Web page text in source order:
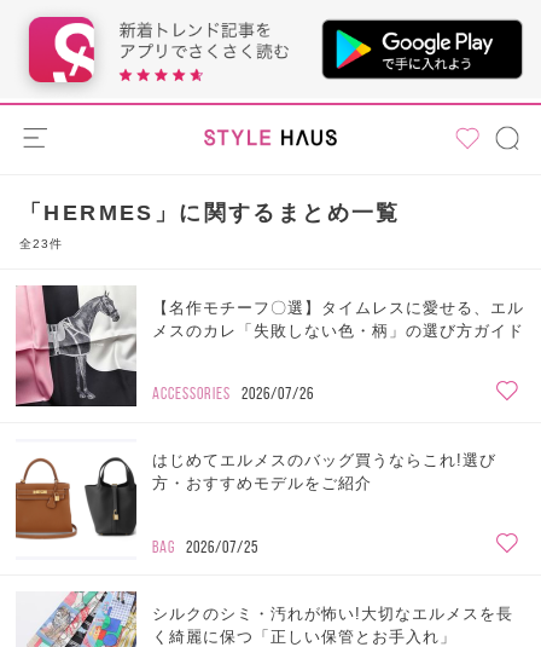
「HERMES」に関するまとめ一覧
全23件
【名作モチーフ〇選】タイムレスに愛せる、エル
メスのカレ「失敗しない色・柄」の選び方ガイド
ACCESSORIES 2026/07/26
はじめてエルメスのバッグ買うならこれ!選び
方・おすすめモデルをご紹介
BAG 2026/07/25
シルクのシミ・汚れが怖い!大切なエルメスを長
く綺麗に保つ「正しい保管とお手入れ」